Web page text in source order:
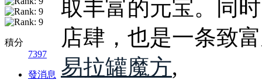
積分
7397
發消息
取丰富的元宝。同
店肆，也是一条致
易拉罐魔方,